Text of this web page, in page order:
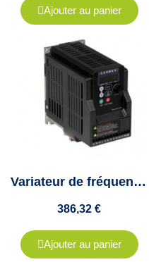
Ajouter au panier
Variateur de fréquence Teco - 1.5Kw - mono/tri - 7.5A - L510-202-SH1F-PA
386,32 €
Ajouter au panier